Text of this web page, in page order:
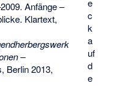
e
c
k
a
uf
d
e
Anfänge –
Klartext,
–
Berlin 2013,